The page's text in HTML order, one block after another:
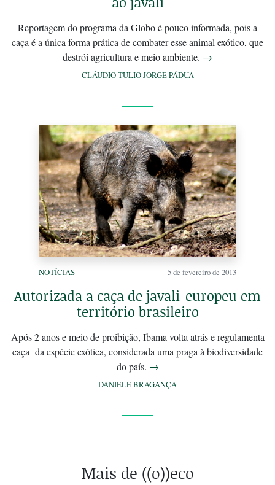
Reportagem do programa da Globo é pouco informada, pois a
caça é a única forma prática de combater esse animal exótico, que
destrói agricultura e meio ambiente. →
CLÁUDIO TULIO JORGE PÁDUA
NOTÍCIAS 5 de fevereiro de 2013
Autorizada a caça de javali-europeu em
território brasileiro
Após 2 anos e meio de proibição, Ibama volta atrás e regulamenta
caça da espécie exótica, considerada uma praga à biodiversidade
do país. →
DANIELE BRAGANÇA
Mais de ((o))eco